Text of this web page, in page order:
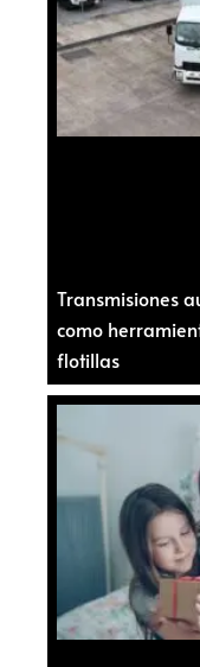
Transmisiones
como
flotillas